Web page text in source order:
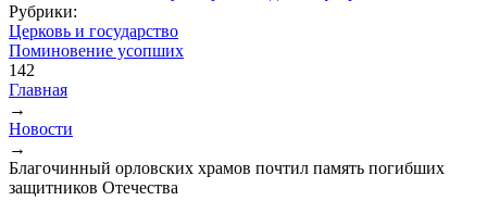
Рубрики:
Церковь и государство
Поминовение усопших
142
Вы здесь
Главная
→
Новости
→
Благочинный орловских храмов почтил память погибших
защитников Отечества